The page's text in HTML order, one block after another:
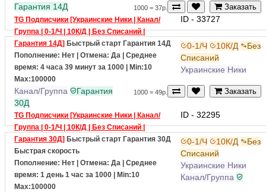
Max:100000
1000 = 37р.
Гарантия 14Д
TG Подписчики [Украинские Ники | Канал/
Группа | 0-1/Ч | 10К/Д | Без Списаний |
Гарантия 14Д] Быстрый старт
Гарантия 14Д
Пополнение: Нет | Отмена: Да | Среднее
время: 4 часа 39 минут за 1000
Max:100000
ID - 33727
0-1/Ч 10К/Д
Списаний
Канал/Группа
30Д
TG Подписчики [Украинские Ники | Канал/
Группа | 0-1/Ч | 10К/Д | Без Списаний |
Гарантия 30Д] Быстрый старт
Быстрая скорость
Пополнение: Нет | Отмена: Да | Среднее
время: 1 день 1 час за 1000
ID - 32295
0-1/Ч 10К/Д
Списаний
Украинские Ники